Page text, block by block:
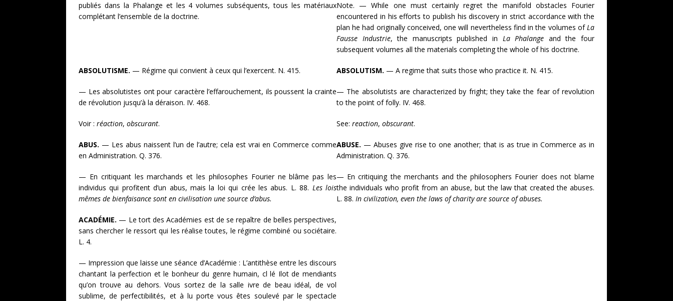
publiés dans la Phalange et les 4 volumes subséquents, tous les matériaux
complétant l’ensemble de la doctrine.
Note. — While one must certainly regret the manifold obstacles Fourier
encountered in his efforts to publish his discovery in strict accordance with the
plan he had originally conceived, one will nevertheless find in the volumes ofLa
Fausse Industrie, the manuscripts published in La Phalange and the four
subsequent volumes all the materials completing the whole of his doctrine.
ABSOLUTISME. — Régime qui convient à ceux qui l’exercent. N. 415.
— Les absolutistes ont pour caractère l’effarouchement, ils poussent la crainte
de révolution jusqu’à la déraison. IV. 468.
Voir : réaction, obscurant.
ABSOLUTISM. — A regime that suits those who practice it. N. 415.
— The absolutists are characterized by fright; they take the fear of revolution
to the point of folly. IV. 468.
See: reaction, obscurant.
ABUS. — Les abus naissent l’un de l’autre; cela est vrai en Commerce comme
en Administration. Q. 376.
— En critiquant les marchands et les philosophes Fourier ne blâme pas les
individus qui profitent d’un abus, mais la loi qui crée les abus. L. 88. Les lois
mêmes de bienfaisance sont en civilisation une source d’abus.
ABUSE. — Abuses give rise to one another; that is as true in Commerce as in
Administration. Q. 376.
— En critiquing the merchants and the philosophers Fourier does not blame
the individuals who profit from an abuse, but the law that created the abuses.
L. 88. In civilization, even the laws of charity are source of abuses.
ACADÉMIE. — Le tort des Académies est de se repaître de belles perspectives,
sans chercher le ressort qui les réalise toutes, le régime combiné ou sociétaire.
L. 4.
— Impression que laisse une séance d’Académie : L’antithèse entre les discours
chantant la perfection et le bonheur du genre humain, cl lé Ilot de mendiants
qu’on trouve au dehors. Vous sortez de la salle ivre de beau idéal, de vol
sublime, de perfectibilités, et à lu porte vous êtes soulevé par le spectacle